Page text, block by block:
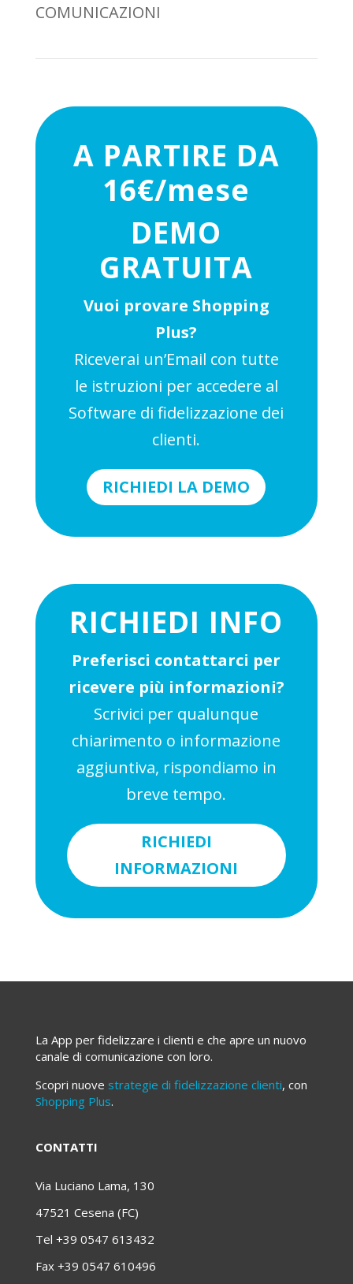
COMUNICAZIONI
A PARTIRE DA
16€/mese
DEMO
GRATUITA
Vuoi provare Shopping
Plus?
Riceverai un’Email con tutte
le istruzioni per accedere al
Software di fidelizzazione dei
clienti.
RICHIEDI LA DEMO
RICHIEDI INFO
Preferisci contattarci per
ricevere più informazioni?
Scrivici per qualunque
chiarimento o informazione
aggiuntiva, rispondiamo in
breve tempo.
RICHIEDI
INFORMAZIONI
La App per fidelizzare i clienti e che apre un nuovo
canale di comunicazione con loro.
Scopri nuove strategie di fidelizzazione clienti, con
Shopping Plus.
CONTATTI
Via Luciano Lama, 130
47521 Cesena (FC)
Tel +39 0547 613432
Fax +39 0547 610496